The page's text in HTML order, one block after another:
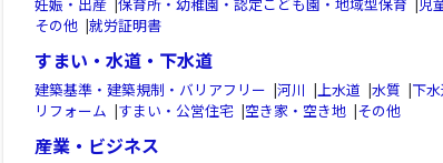
その他 |就労証明書
すまい・水道・下水道
建築基準・建築規制・バリアフリー |河川 |上水道 |水質 |下
リフォーム |すまい・公営住宅 |空き家・空き地 |その他
産業・ビジネス